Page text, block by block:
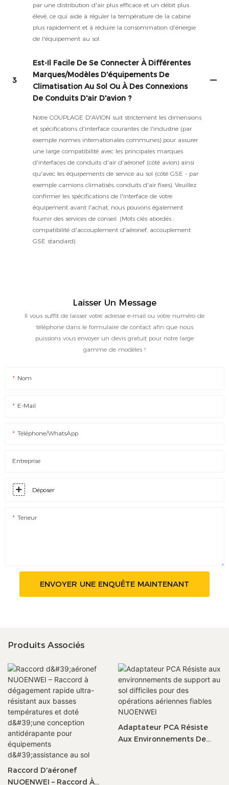
par une distribution d'air plus efficace et un débit plus
élevé, ce qui aide à réguler la température de la cabine
plus rapidement et à réduire la consommation d'énergie
de l'équipement au sol.
3
Est-Il Facile De Se Connecter À Différentes
Marques/modèles D'équipements De
Climatisation Au Sol Ou À Des Connexions
De Conduits D'air D'avion ?
Notre COUPLAGE D'AVION suit strictement les dimensions
et spécifications d'interface courantes de l'industrie (par
exemple normes internationales communes) pour assurer
une large compatibilité avec les principales marques
d'interfaces de conduits d'air d'aéronef (côté avion) ainsi
qu'avec les équipements de service au sol (côté GSE - par
exemple camions climatisés, conduits d'air fixes). Veuillez
confirmer les spécifications de l'interface de votre
équipement avant l'achat, nous pouvons également
fournir des services de conseil. (Mots clés abordés :
compatibilité d'accouplement d'aéronef, accouplement
GSE standard)
Laisser Un Message
Il vous suffit de laisser votre adresse e-mail ou votre numéro de
téléphone dans le formulaire de contact afin que nous
puissions vous envoyer un devis gratuit pour notre large
gamme de modèles !
Nom
E-Mail
Téléphone/WhatsApp
Entreprise
Déposer
Teneur
ENVOYER UNE ENQUÊTE MAINTENANT
Produits Associés
Raccord D'aéronef
NUOENWEI – Raccord À
Adaptateur PCA Résiste
Aux Environnements De